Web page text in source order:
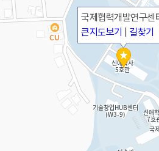
국제협력개발연구센
큰지도보기
길찾기